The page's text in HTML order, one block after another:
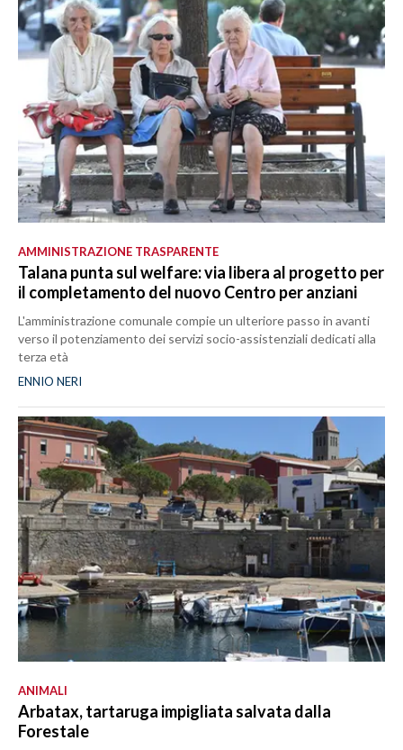
AMMINISTRAZIONE TRASPARENTE
Talana punta sul welfare: via libera al progetto per
il completamento del nuovo Centro per anziani
L'amministrazione comunale compie un ulteriore passo in avanti
verso il potenziamento dei servizi socio-assistenziali dedicati alla
terza età
ENNIO NERI
ANIMALI
Arbatax, tartaruga impigliata salvata dalla
Forestale